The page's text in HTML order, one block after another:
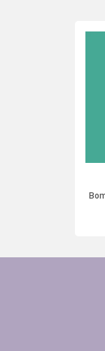
آبرنگی